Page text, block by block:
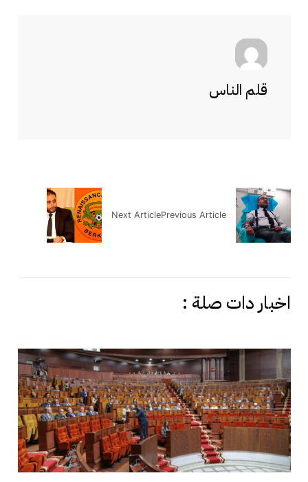
قلم الناس
Previous Article
Next Article
اخبار دات صلة :